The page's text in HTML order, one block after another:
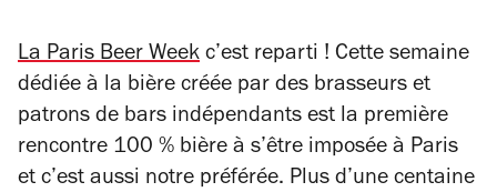
La Paris Beer Week c’est reparti ! Cette semaine
dédiée à la bière créée par des brasseurs et
patrons de bars indépendants est la première
rencontre 100 % bière à s’être imposée à Paris
et c’est aussi notre préférée. Plus d’une centaine